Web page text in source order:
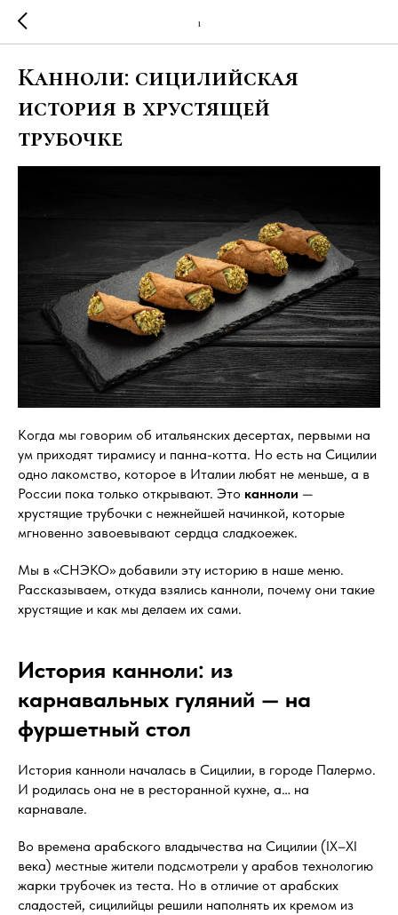
1
Канноли: сицилийская
история в хрустящей
трубочке
Когда мы говорим об итальянских десертах, первыми на
ум приходят тирамису и панна-котта. Но есть на Сицилии
одно лакомство, которое в Италии любят не меньше, а в
России пока только открывают. Это канноли —
хрустящие трубочки с нежнейшей начинкой, которые
мгновенно завоевывают сердца сладкоежек.
Мы в «СНЭКО» добавили эту историю в наше меню.
Рассказываем, откуда взялись канноли, почему они такие
хрустящие и как мы делаем их сами.
История канноли: из
карнавальных гуляний — на
фуршетный стол
История канноли началась в Сицилии, в городе Палермо.
И родилась она не в ресторанной кухне, а… на
карнавале.
Во времена арабского владычества на Сицилии (IX–XI
века) местные жители подсмотрели у арабов технологию
жарки трубочек из теста. Но в отличие от арабских
сладостей, сицилийцы решили наполнять их кремом из